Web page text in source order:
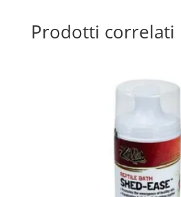
Prodotti correlati